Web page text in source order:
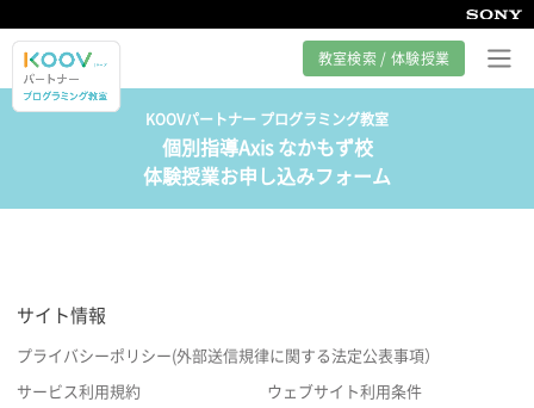
教室検索 / 体験授業
プログラミング教室とは
カリキュラム紹介
サポート
KOOVパートナー プログラミング教室
個別指導Axis なかもず校
体験授業お申し込みフォーム
サイト情報
プライバシーポリシー(外部送信規律に関する法定公表事項）
サービス利用規約 ウェブサイト利用条件